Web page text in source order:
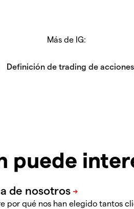
Más de IG:
puede
por qué nos han elegido tantos